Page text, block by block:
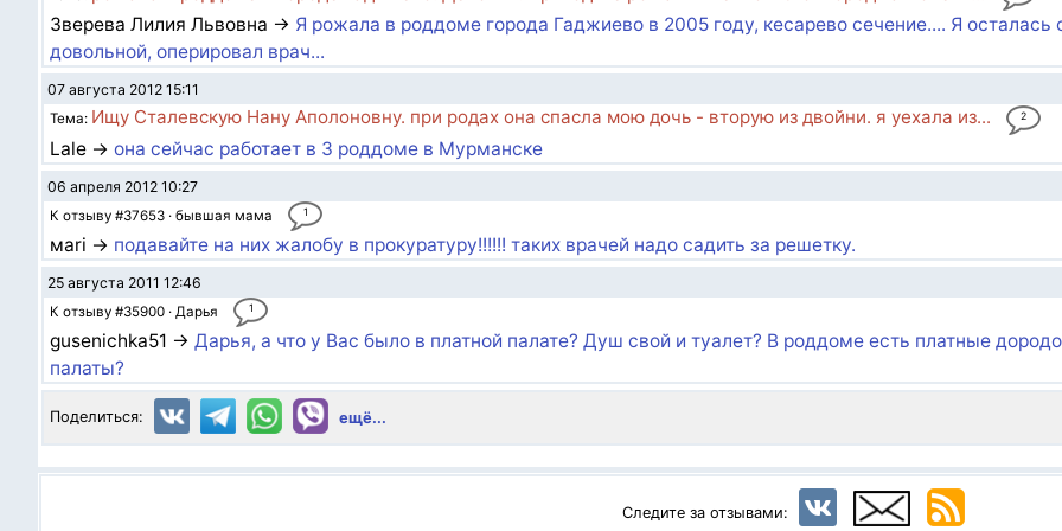
Зверева Лилия Львовна → Я рожала в роддоме города Гаджиево в 2005 году, кесарево сечение.... Я осталась
довольной, оперировал врач...
07 августа 2012 15:11
Тема: Ищу Сталевскую Нану Аполоновну. при родах она спасла мою дочь - вторую из двойни. я уехала из... 2
Lale → она сейчас работает в 3 роддоме в Мурманске
06 апреля 2012 10:27
К отзыву #37653 · бывшая мама 1
мari → подавайте на них жалобу в прокуратуру!!!!!! таких врачей надо садить за решетку.
25 августа 2011 12:46
К отзыву #35900 · Дарья 1
gusenichka51 → Дарья, а что у Вас было в платной палате? Душ свой и туалет? В роддоме есть платные
палаты?
Поделиться: ещё...
Следите за отзывами: